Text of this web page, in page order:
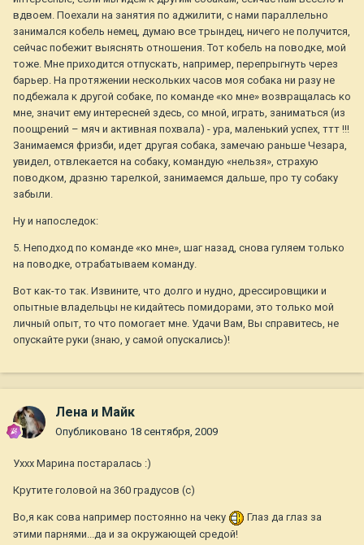
вдвоем. Поехали на занятия по аджилити, с нами параллельно
занимался кобель немец, думаю все трындец, ничего не получится,
сейчас побежит выяснять отношения. Тот кобель на поводке, мой
тоже. Мне приходится отпускать, например, перепрыгнуть через
барьер. На протяжении нескольких часов моя собака ни разу не
подбежала к другой собаке, по команде «ко мне» возвращалась ко
мне, значит ему интересней здесь, со мной, играть, заниматься (из
поощрений – мяч и активная похвала) - ура, маленький успех, ттт !!!
Занимаемся фризби, идет другая собака, замечаю раньше Чезара,
увидел, отвлекается на собаку, командую «нельзя», страхую
поводком, дразню тарелкой, занимаемся дальше, про ту собаку
забыли.
Ну и напоследок:
5. Неподход по команде «ко мне», шаг назад, снова гуляем только
на поводке, отрабатываем команду.
Вот как-то так. Извините, что долго и нудно, дрессировщики и
опытные владельцы не кидайтесь помидорами, это только мой
личный опыт, то что помогает мне. Удачи Вам, Вы справитесь, не
опускайте руки (знаю, у самой опускались)!
Лена и Майк
Опубликовано 18 сентября, 2009
Уххх Марина постаралась :)
Крутите головой на 360 градусов (с)
Во,я как сова например постоянно на чеку
Глаз да глаз за
этими парнями...да и за окружающей средой!